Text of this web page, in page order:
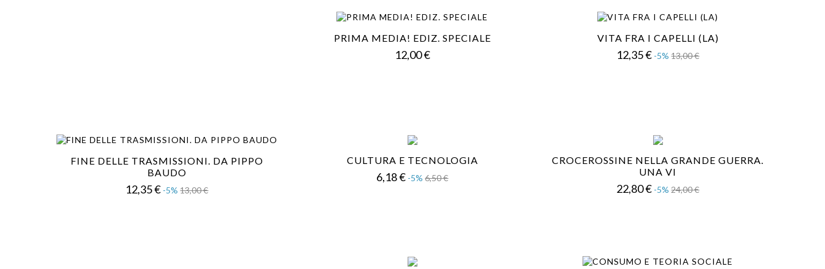
PRIMA MEDIA! EDIZ. SPECIALE
12,00 €Prezzo
VITA FRA I CAPELLI (LA)
12,35 €Prezzo
-5% 13,00 €Prezzo
FINE DELLE TRASMISSIONI. DA PIPPO
BAUDO
12,35 €Prezzo
-5% 13,00 €Prezzo
CULTURA E TECNOLOGIA
6,18 €Prezzo
-5% 6,50 €Prezzo
CROCEROSSINE NELLA GRANDE GUERRA.
UNA VI
22,80 €Prezzo
-5% 24,00 €Prezzo